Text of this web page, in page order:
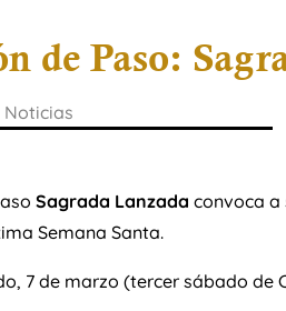
de Paso:
Noticias
Sagrada Lanzada convoca a
Semana Santa.
7 de marzo (tercer sábado de